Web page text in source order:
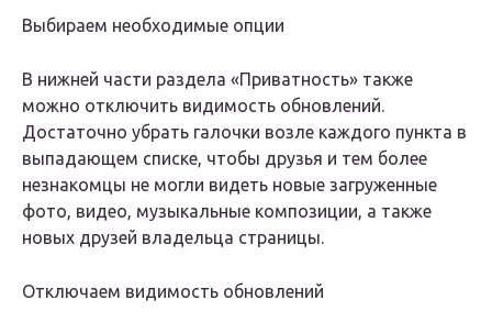
Выбираем необходимые опции
В нижней части раздела «Приватность» также
можно отключить видимость обновлений.
Достаточно убрать галочки возле каждого пункта в
выпадающем списке, чтобы друзья и тем более
незнакомцы не могли видеть новые загруженные
фото, видео, музыкальные композиции, а также
новых друзей владельца страницы.
Отключаем видимость обновлений